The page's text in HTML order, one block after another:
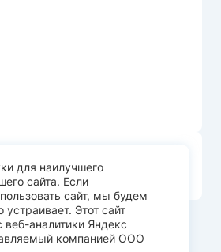
оптом, 2026
для наилучшего
сайта. Если
сайт, мы будем
устраивает. Этот сайт
веб-аналитики Яндекс
компанией ООО